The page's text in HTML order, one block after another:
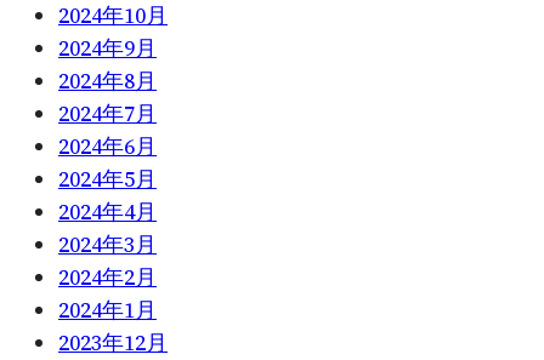
2024年10月
2024年9月
2024年8月
2024年7月
2024年6月
2024年5月
2024年4月
2024年3月
2024年2月
2024年1月
2023年12月